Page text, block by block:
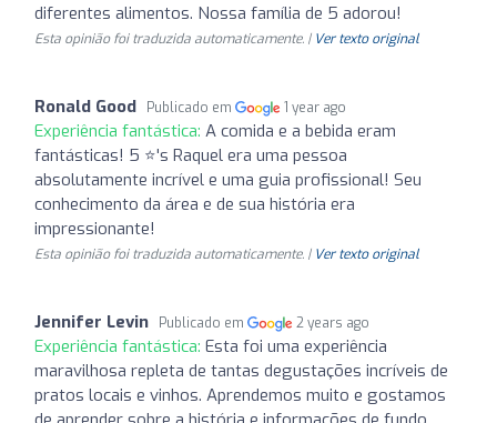
diferentes alimentos. Nossa família de 5 adorou!
Esta opinião foi traduzida automaticamente. | Ver texto original
Ronald Good Publicado em 1 year ago
Experiência fantástica: A comida e a bebida eram
fantásticas! 5 ⭐'s Raquel era uma pessoa
absolutamente incrível e uma guia profissional! Seu
conhecimento da área e de sua história era
impressionante!
Esta opinião foi traduzida automaticamente. | Ver texto original
Jennifer Levin Publicado em 2 years ago
Experiência fantástica: Esta foi uma experiência
maravilhosa repleta de tantas degustações incríveis de
pratos locais e vinhos. Aprendemos muito e gostamos